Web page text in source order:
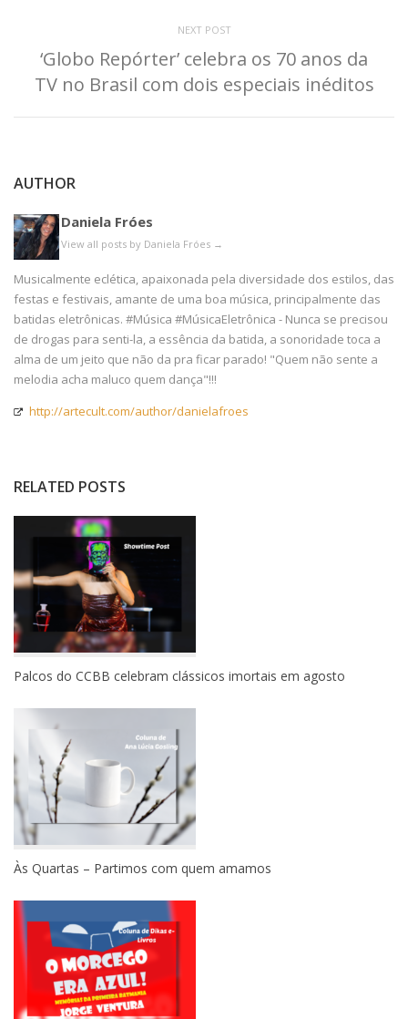
NEXT POST
‘Globo Repórter’ celebra os 70 anos da
TV no Brasil com dois especiais inéditos
AUTHOR
Daniela Fróes
View all posts by Daniela Fróes →
Musicalmente eclética, apaixonada pela diversidade dos estilos, das
festas e festivais, amante de uma boa música, principalmente das
batidas eletrônicas. #Música #MúsicaEletrônica - Nunca se precisou
de drogas para senti-la, a essência da batida, a sonoridade toca a
alma de um jeito que não da pra ficar parado! "Quem não sente a
melodia acha maluco quem dança"!!!
http://artecult.com/author/danielafroes
RELATED POSTS
Palcos do CCBB celebram clássicos imortais em agosto
Às Quartas – Partimos com quem amamos